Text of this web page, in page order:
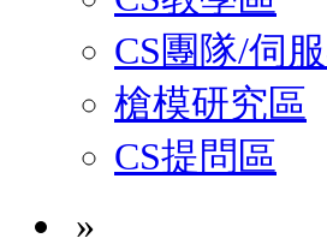
CS團隊/伺
槍模研究區
CS提問區
»